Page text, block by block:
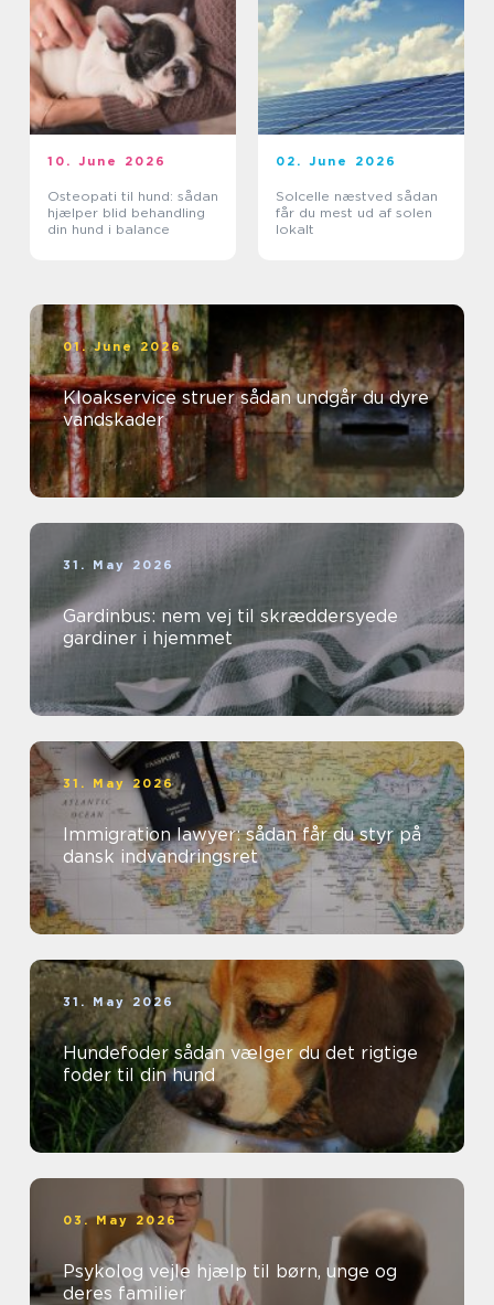
10. June 2026
Osteopati til hund: sådan
hjælper blid behandling
din hund i balance
02. June 2026
Solcelle næstved sådan
får du mest ud af solen
lokalt
01. June 2026
Kloakservice struer sådan undgår du dyre
vandskader
31. May 2026
Gardinbus: nem vej til skræddersyede
gardiner i hjemmet
31. May 2026
Immigration lawyer: sådan får du styr på
dansk indvandringsret
31. May 2026
Hundefoder sådan vælger du det rigtige
foder til din hund
03. May 2026
Psykolog vejle hjælp til børn, unge og
deres familier